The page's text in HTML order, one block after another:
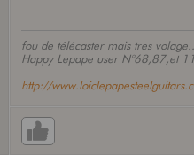
fou de télécaster mais tres
Happy Lepape user N°68,87,et
http://